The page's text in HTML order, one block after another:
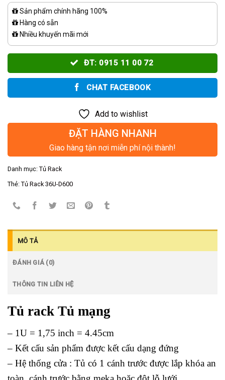
Sản phẩm chính hãng 100%
Hàng có sẵn
Nhiều khuyến mãi mới
ĐT: 0915 11 00 72
CHAT FACEBOOK
Add to wishlist
ĐẶT HÀNG NHANH
Giao hàng tận nơi miễn phí nội thành!
Danh mục: Tủ Rack
Thẻ: Tủ Rack 36U-D600
MÔ TẢ
ĐÁNH GIÁ (0)
THÔNG TIN LIÊN HỆ
Tủ rack Tủ mạng
– 1U = 1,75 inch = 4.45cm
– Kết cấu sản phẩm được kết cấu dạng đứng
– Hệ thống cửa : Tủ có 1 cánh trước được lắp khóa an